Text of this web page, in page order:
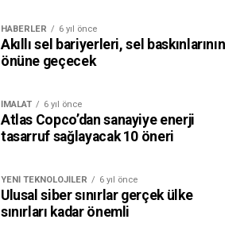
HABERLER 6 yıl önce
Akıllı sel bariyerleri, sel baskınlarının
önüne geçecek
İMALAT 6 yıl önce
Atlas Copco’dan sanayiye enerji
tasarruf sağlayacak 10 öneri
YENI TEKNOLOJILER 6 yıl önce
Ulusal siber sınırlar gerçek ülke
sınırları kadar önemli